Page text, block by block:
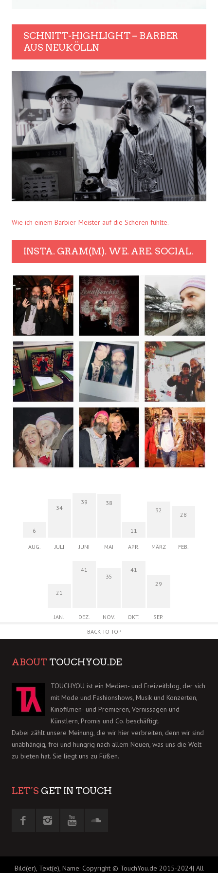
SCHNITT-HIGHLIGHT – BARBER
AUS NEUKÖLLN
Wie ich einem Barbier-Meister auf die Scheren fühlte.
INSTA. GRAM(M). WE. ARE. SOCIAL.
6
AUG.
34
JULI
39
JUNI
38
MAI
11
APR.
32
MÄRZ
28
FEB.
21
JAN.
41
DEZ.
35
NOV.
41
OKT.
29
SEP.
BACK TO TOP
ABOUT TOUCHYOU.DE
TOUCHYOU ist ein Medien- und Freizeitblog, der sich
mit Mode und Fashionshows, Musik und Konzerten,
Kinofilmen- und Premieren, Vernissagen und
Künstlern, Promis und Co. beschäftigt.
Dabei zählt unsere Meinung, die wir hier verbreiten, denn wir sind
unabhängig, frei und hungrig nach allem Neuen, was uns die Welt
zu bieten hat. Sie liegt uns zu Füßen.
LET´S GET IN TOUCH
Bild(er), Text(e), Name: Copyright © TouchYou.de 2015-2024| All